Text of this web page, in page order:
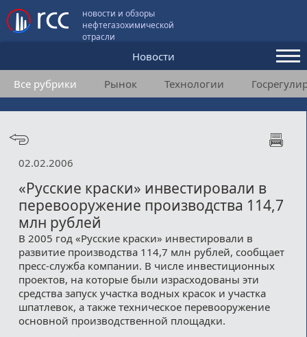
новости и обзоры
нефтегазохимической
отрасли
Новости
Аналитика и мнения
Конференции
Пользовательское соглашение
Медиакит
Контакты
Все рубрики Рынок Технологии
02.02.2006
«Русские краски» инвестировали в
перевооружение производства 114,7
млн рублей
В 2005 год «Русские краски» инвестировали в
развитие производства 114,7 млн рублей, сообщает
пресс-служба компании. В числе инвестиционных
проектов, на которые были израсходованы эти
средства запуск участка водных красок и участка
шпатлевок, а также техническое перевооружение
основной производственной площадки.